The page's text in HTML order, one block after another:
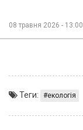
08 травня 2026 - 13:00
Теги: екологія